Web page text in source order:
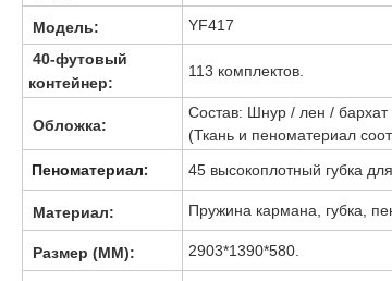
Модель:
YF417
40-футовый
контейнер:
113 комплектов.
Обложка:
Состав: Шнур / лен /
(Ткань и пеноматериал
Пеноматериал:
45 высокоплотный губка
Материал: Пружина кармана, губка,
Размер (ММ): 2903*1390*580.